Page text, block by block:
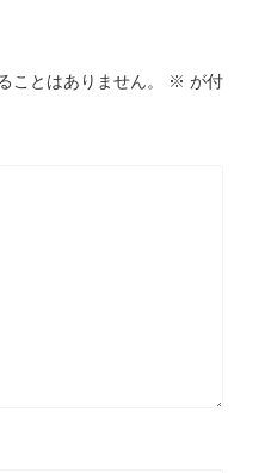
ことはありません。 ※ が付